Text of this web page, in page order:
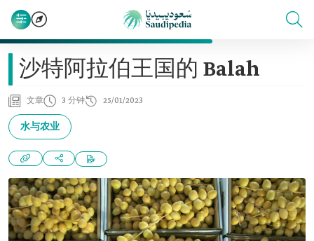
沙特阿拉伯王国的 Balah
文章 3 分钟 25/01/2023
水与农业